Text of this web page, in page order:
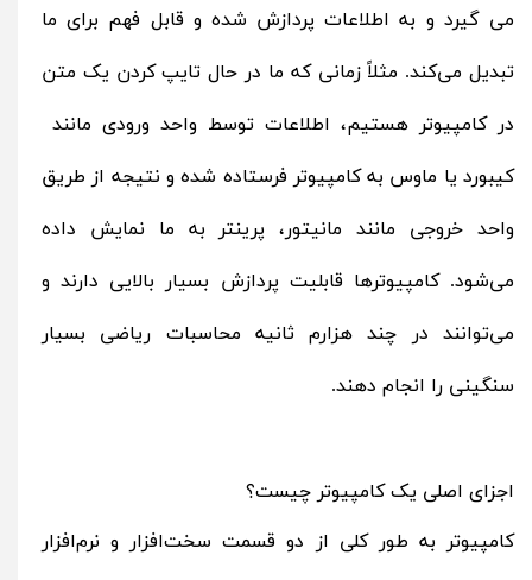
می‌ گیرد و به اطلاعات پردازش‌ شده و قابل‌ فهم برای ما
تبدیل می‌کند. مثلاً زمانی که ما در حال تایپ کردن یک متن
در کامپیوتر هستیم، اطلاعات توسط واحد ورودی مانند
کیبورد یا ماوس به کامپیوتر فرستاده‌ شده و نتیجه از طریق
واحد خروجی مانند مانیتور، پرینتر به ما نمایش داده
می‌شود. کامپیوترها قابلیت پردازش بسیار بالایی دارند و
می‌توانند در چند هزارم ثانیه محاسبات ریاضی بسیار
سنگینی را انجام دهند.
اجزای اصلی یک کامپیوتر چیست؟
کامپیوتر به طور کلی از دو قسمت سخت‌افزار و نرم‌افزار